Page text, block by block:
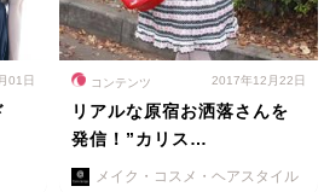
01日 コンテンツ 2017年12月22日
リアルな原宿お洒落さんを
発信！”カリス…
メイク・コスメ・ヘアスタイル